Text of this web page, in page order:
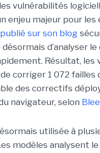
vulnérabilités
enjeu majeur pour les
sur son blog
d’analyser
Résultat, les
corriger 1 072 failles
des correctifs
navigateur, selon
utilisée à
modèles analysent